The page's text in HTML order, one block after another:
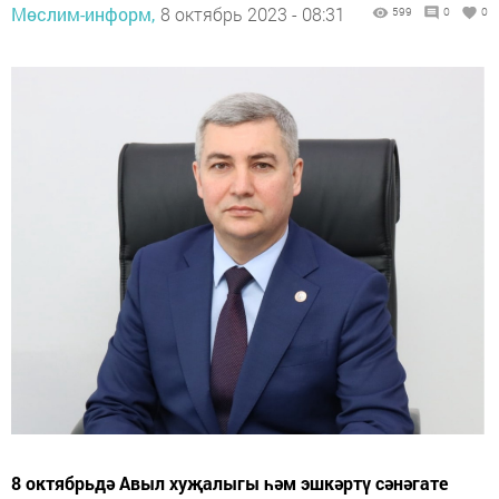
Мөслим-информ, 8 октябрь 2023 - 08:31 599 0 0
8 октябрьдә Авыл хуҗалыгы һәм эшкәртү сәнәгате